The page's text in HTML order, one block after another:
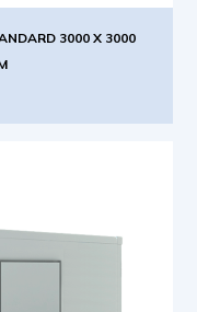
3000 X 3000